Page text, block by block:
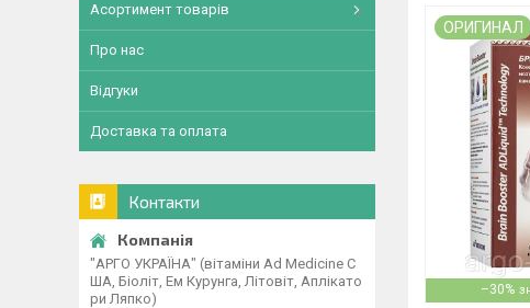
–30%
ОРИГИНАЛ
Асортимент товарів
Про нас
Відгуки
Доставка та оплата
Контакти
"АРГО УКРАЇНА" (вітаміни Ad Medicine С
ША, Біоліт, Ем Курунга, Літовіт, Аплікато
ри Ляпко)